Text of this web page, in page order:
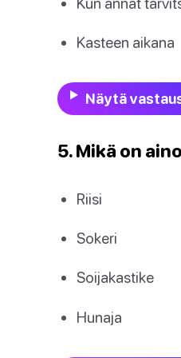
Kasteen aikana
Näytä
5. Mikä on
Riisi
Sokeri
Soijakastike
Hunaja